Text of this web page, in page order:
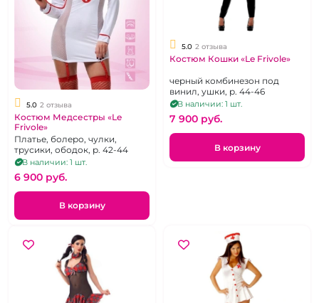
5.0 2 отзыва
Костюм Медсестры «Le
Frivole»
Платье, болеро, чулки,
трусики, ободок, р. 42-44
В наличии: 1 шт.
6 900 pуб.
В корзину
5.0 2 отзыва
Костюм Кошки «Le Frivole»
черный комбинезон под
винил, ушки, р. 44-46
В наличии: 1 шт.
7 900 pуб.
В корзину